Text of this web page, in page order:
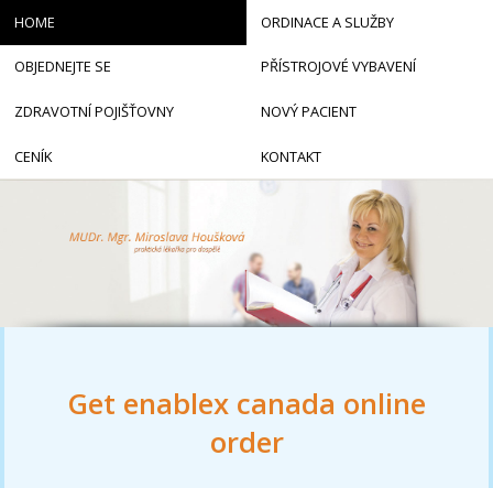
Get enablex canada online
order
HOME ORDINACE A SLUŽBY
OBJEDNEJTE SE PŘÍSTROJOVÉ VYBAVENÍ
ZDRAVOTNÍ POJIŠŤOVNY NOVÝ PACIENT
CENÍK KONTAKT